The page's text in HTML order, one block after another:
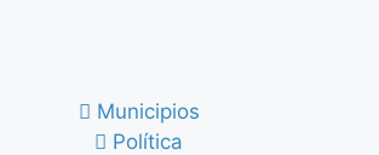
Municipios
Política